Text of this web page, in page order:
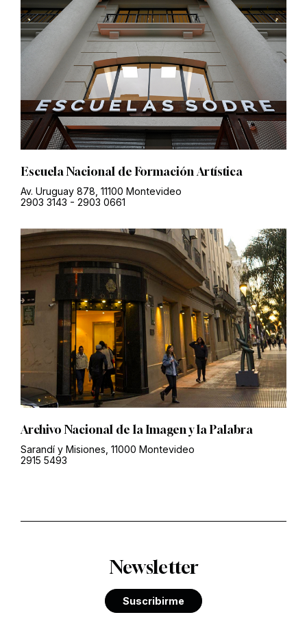
Escuela Nacional de Formación Artística
Av. Uruguay 878, 11100 Montevideo
2903 3143 - 2903 0661
Archivo Nacional de la Imagen y la Palabra
Sarandí y Misiones, 11000 Montevideo
2915 5493
Newsletter
Suscribirme